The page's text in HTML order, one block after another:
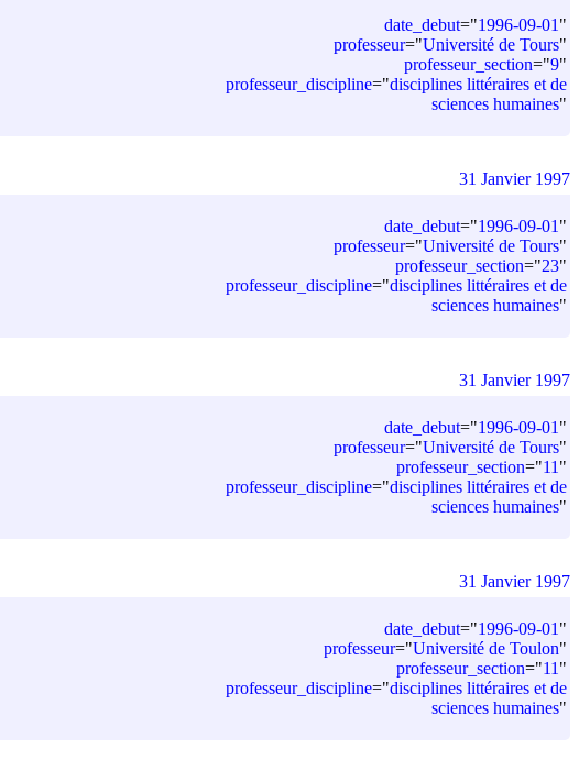
date_debut="1996-09-01 "
professeur="Université de Tours"
professeur_section="9"
professeur_discipline="disciplines littéraires et de
sciences humaines"
date_debut="1996-09-01 "
professeur="Université de Tours"
professeur_section="23"
professeur_discipline="disciplines littéraires et de
sciences humaines"
31 Janvier 1997
date_debut="1996-09-01 "
professeur="Université de Tours"
professeur_section="11 "
professeur_discipline="disciplines littéraires et de
sciences humaines"
31 Janvier 1997
date_debut="1996-09-01 "
professeur="Université de Toulon"
professeur_section="11 "
professeur_discipline="disciplines littéraires et de
sciences humaines"
31 Janvier 1997